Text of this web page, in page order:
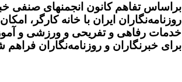
براساس تفاهم کانون انجمنهای صنفی
روزنامه‌نگاران ایران با خانه کارگر،
خدمات رفاهی و تفریحی و ورزشی و
برای خبرنگاران و روزنامه‌نگاران فراهم